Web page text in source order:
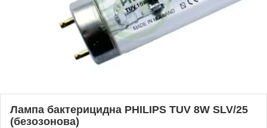
Лампа бактерицидна PHILIPS TUV 8W SLV/25
(безозонова)